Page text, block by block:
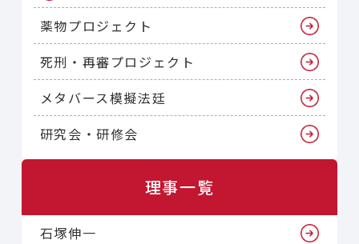
薬物プロジェクト
死刑・再審プロジェクト
メタバース模擬法廷
研究会・研修会
理事一覧
石塚伸一